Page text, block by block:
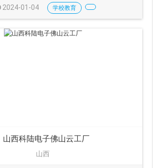
2024-01-04 学校教育
山西科陆电子佛山云工厂
山西